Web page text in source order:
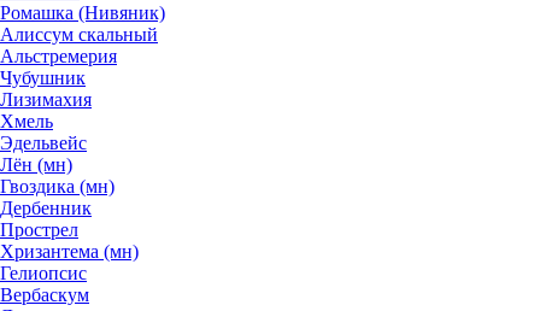
Ромашка (Нивяник)
Алиссум скальный
Альстремерия
Чубушник
Лизимахия
Хмель
Эдельвейс
Лён (мн)
Гвоздика (мн)
Дербенник
Прострел
Хризантема (мн)
Гелиопсис
Вербаскум